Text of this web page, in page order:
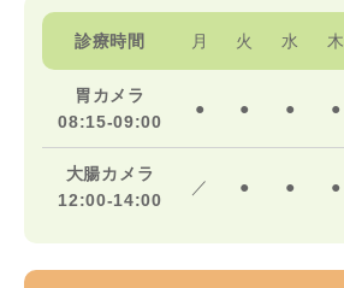
診療時間 月 火 水 木
胃カメラ
08:15-09:00
● ● ● ●
大腸カメラ
12:00-14:00
／ ● ● ●